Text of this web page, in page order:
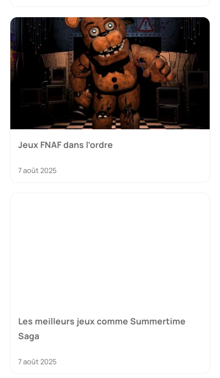
Jeux FNAF dans l’ordre
7 août 2025
Les meilleurs jeux comme Summertime
Saga
7 août 2025